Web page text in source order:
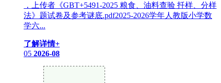
，上传者《GBT+5491-2025 粮食、油料查验 扦样、分样
法》题试卷及参考谜底.pdf2025-2026学年人教版小学数
学六...
了解详情+
05 2026-08